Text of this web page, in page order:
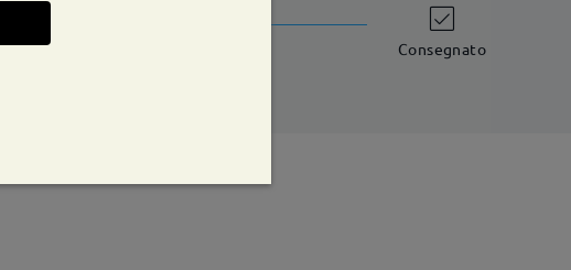
9-21 giorni lavorativi Consegnato